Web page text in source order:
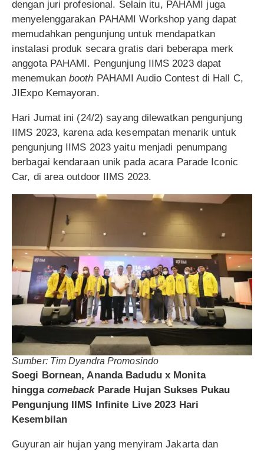
dengan juri profesional. Selain itu, PAHAMI juga
menyelenggarakan PAHAMI Workshop yang dapat
memudahkan pengunjung untuk mendapatkan
instalasi produk secara gratis dari beberapa merk
anggota PAHAMI. Pengunjung IIMS 2023 dapat
menemukan booth PAHAMI Audio Contest di Hall C,
JIExpo Kemayoran.
Hari Jumat ini (24/2) sayang dilewatkan pengunjung
IIMS 2023, karena ada kesempatan menarik untuk
pengunjung IIMS 2023 yaitu menjadi penumpang
berbagai kendaraan unik pada acara Parade Iconic
Car, di area outdoor IIMS 2023.
Sumber: TimDyandra Promosindo
Soegi Bornean, Ananda Badudu x Monita
hingga comeback Parade Hujan Sukses Pukau
Pengunjung IIMS Infinite Live 2023 Hari
Kesembilan
Guyuran air hujan yang menyiram Jakarta dan